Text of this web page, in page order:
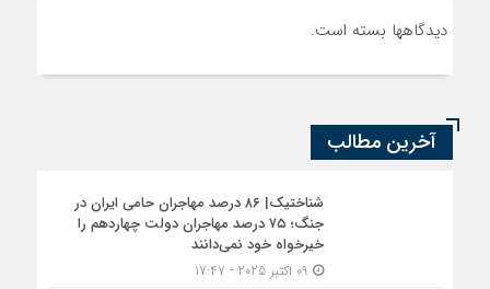
دیدگاهها بسته است.
آخرین مطالب
شناختیک| ۸۶ درصد مهاجران حامی ایران در
جنگ؛ ۷۵ درصد مهاجران دولت چهاردهم را
خیرخواه خود نمی‌دانند